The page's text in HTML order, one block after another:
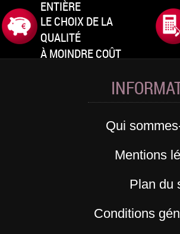
ENTIÈRE
LE CHOIX DE LA
QUALITÉ
À MOINDRE COÛT
Qui
Mentions
Plan du
Conditions